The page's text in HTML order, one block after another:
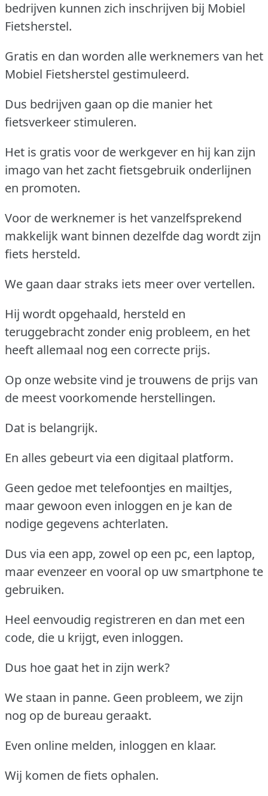
bedrijven kunnen zich inschrijven bij Mobiel
Fietsherstel.
Gratis en dan worden alle werknemers van het
Mobiel Fietsherstel gestimuleerd.
Dus bedrijven gaan op die manier het
fietsverkeer stimuleren.
Het is gratis voor de werkgever en hij kan zijn
imago van het zacht fietsgebruik onderlijnen
en promoten.
Voor de werknemer is het vanzelfsprekend
makkelijk want binnen dezelfde dag wordt zijn
fiets hersteld.
We gaan daar straks iets meer over vertellen.
Hij wordt opgehaald, hersteld en
teruggebracht zonder enig probleem, en het
heeft allemaal nog een correcte prijs.
Op onze website vind je trouwens de prijs van
de meest voorkomende herstellingen.
Dat is belangrijk.
En alles gebeurt via een digitaal platform.
Geen gedoe met telefoontjes en mailtjes,
maar gewoon even inloggen en je kan de
nodige gegevens achterlaten.
Dus via een app, zowel op een pc, een laptop,
maar evenzeer en vooral op uw smartphone te
gebruiken.
Heel eenvoudig registreren en dan met een
code, die u krijgt, even inloggen.
Dus hoe gaat het in zijn werk?
We staan in panne. Geen probleem, we zijn
nog op de bureau geraakt.
Even online melden, inloggen en klaar.
Wij komen de fiets ophalen.